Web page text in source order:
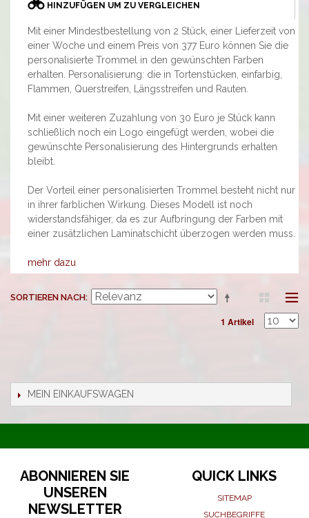
HINZUFÜGEN UM ZU VERGLEICHEN
Mit einer Mindestbestellung von 2 Stück, einer Lieferzeit von
einer Woche und einem Preis von 377 Euro können Sie die
personalisierte Trommel in den gewünschten Farben
erhalten. Personalisierung: die in Tortenstücken, einfarbig,
Flammen, Querstreifen, Längsstreifen und Rauten.
Mit einer weiteren Zuzahlung von 30 Euro je Stück kann
schließlich noch ein Logo eingefügt werden, wobei die
gewünschte Personalisierung des Hintergrunds erhalten
bleibt.
Der Vorteil einer personalisierten Trommel besteht nicht nur
in ihrer farblichen Wirkung. Dieses Modell ist noch
widerstandsfähiger, da es zur Aufbringung der Farben mit
einer zusätzlichen Laminatschicht überzogen werden muss.
mehr dazu
SORTIEREN NACH
1 Artikel
MEIN EINKAUFSWAGEN
ABONNIEREN SIE
UNSEREN
NEWSLETTER
QUICK LINKS
SITEMAP
SUCHBEGRIFFE